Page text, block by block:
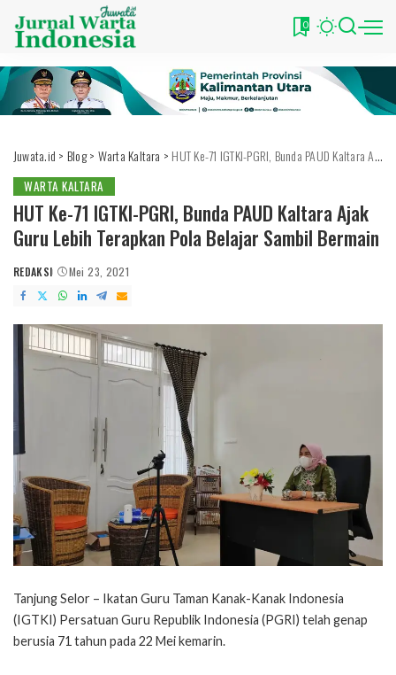
0
Juwata.id > Blog> Warta Kaltara > HUT Ke-71 IGTKI-PGRI, Bunda PAUD Kaltara Ajak Guru Lebih Terapkan Pola Belajar Sambil Bermain
WARTA KALTARA
HUT Ke-71 IGTKI-PGRI, Bunda PAUD Kaltara Ajak
Guru Lebih Terapkan Pola Belajar Sambil Bermain
POSTED
BY
REDAKSI Mei 23, 2021
Tanjung Selor – Ikatan Guru Taman Kanak-Kanak Indonesia
(IGTKI) Persatuan Guru Republik Indonesia (PGRI) telah genap
berusia 71 tahun pada 22 Mei kemarin.